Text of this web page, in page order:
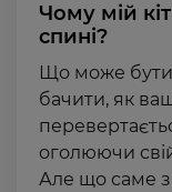
Чому мій
спині?
Що може бути
бачити, як
оголюючи
Але що саме